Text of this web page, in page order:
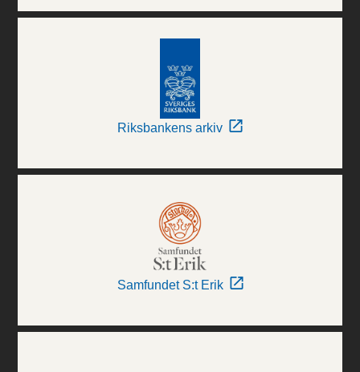
Riksbankens arkiv
Samfundet S:t Erik